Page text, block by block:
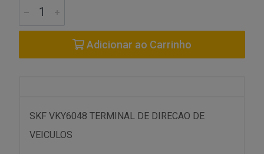
Adicionar ao Carrinho
SKF VKY6048 TERMINAL DE DIRECAO DE
VEICULOS